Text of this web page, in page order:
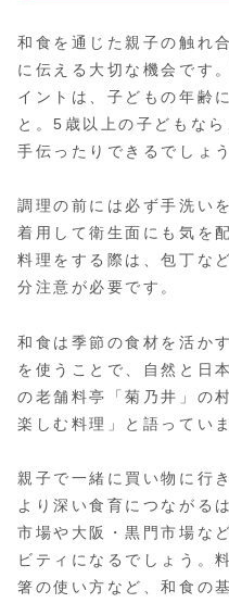
和食を通じた親子の触れ
に伝える大切な機会です
イントは、子どもの年齢
と。5歳以上の子どもな
手伝ったりできるでしょう
調理の前には必ず手洗い
着用して衛生面にも気を
料理をする際は、包丁な
分注意が必要です。
和食は季節の食材を活か
を使うことで、自然と日
の老舗料亭「菊乃井」の
楽しむ料理」と語っていま
親子で一緒に買い物に行
より深い食育につながる
市場や大阪・黒門市場な
ビティになるでしょう。
箸の使い方など、和食の